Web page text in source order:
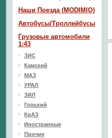
Наши Поезда (MODIMIO)
Автобусы/Троллейбусы
Грузовые автомобили
1:43
ЗИС
Камский
МАЗ
УРАЛ
ЗИЛ
Горький
КрАЗ
Иностранные
Прочие